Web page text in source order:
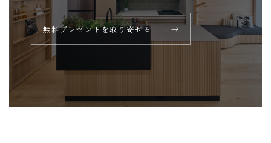
無料プレゼントを取り寄せる →